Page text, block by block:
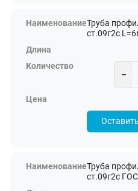
Труба
ст.09г2с
−
Труба
ст.09г2с